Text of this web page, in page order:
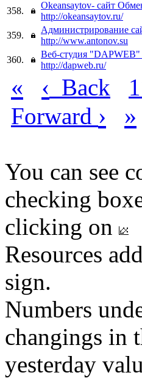
358.
Okeansaytov- сайт
http://okeansaytov.ru/
359.
Администрирование
http://www.antonov.su
360.
Веб-студия "DAPWEB"
http://dapweb.ru/
« ‹ Back
Forward › »
You can see
checking
clicking on
Resources
sign.
Numbers
changings in
yesterday